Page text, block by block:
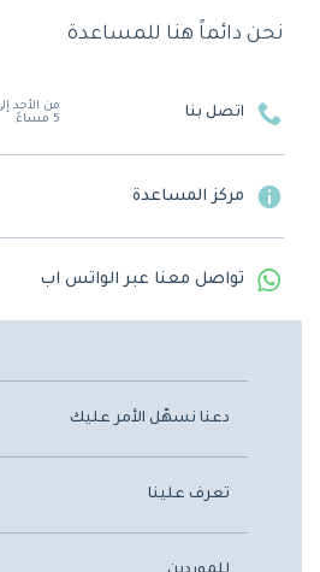
نحن دائماً هنا للمساعدة
اتصل بنا
5 مساءً
مركز المساعدة
تواصل معنا عبر الواتس اب
دعنا نسهّل الأمر عليك
تعرف علينا